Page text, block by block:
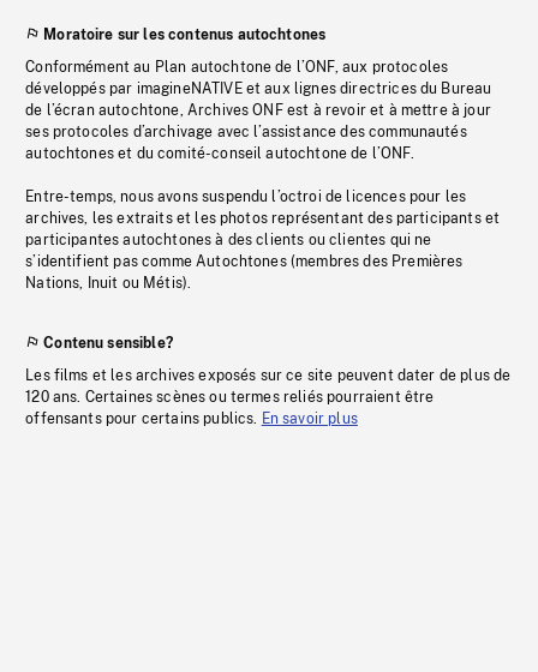
Moratoire sur les contenus autochtones
Conformément au Plan autochtone de l’ONF, aux protocoles
développés par imagineNATIVE et aux lignes directrices du Bureau
de l’écran autochtone, Archives ONF est à revoir et à mettre à jour
ses protocoles d’archivage avec l’assistance des communautés
autochtones et du comité-conseil autochtone de l’ONF.
Entre-temps, nous avons suspendu l’octroi de licences pour les
archives, les extraits et les photos représentant des participants et
participantes autochtones à des clients ou clientes qui ne
s’identifient pas comme Autochtones (membres des Premières
Nations, Inuit ou Métis).
Contenu sensible?
Les films et les archives exposés sur ce site peuvent dater de plus de
120 ans. Certaines scènes ou termes reliés pourraient être
offensants pour certains publics. En savoir plus